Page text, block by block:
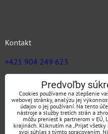
Kontakt
+421 904 249 623
zuz@jargas.sk
Obchodné podmienky
Predvoľby
Cookies používame na zlepšenie
webovej stránky, analýzu jej
údajov o jej používaní. Na tento
nástroje a služby tretích strán a
môžu preniesť k partnerom v EÚ,
krajinách. Kliknutím na „Prijať všetky
svoj súhlas s týmto spracovaním.